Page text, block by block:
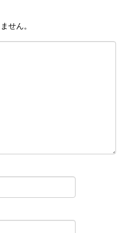
せん。